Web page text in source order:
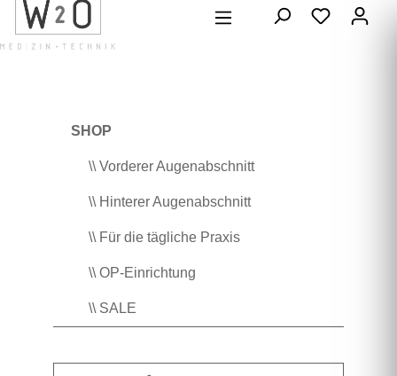
springen
SHOP
\\ Vorderer Augenabschnitt
\\ Hinterer Augenabschnitt
\\ Für die tägliche Praxis
\\ OP-Einrichtung
\\ SALE